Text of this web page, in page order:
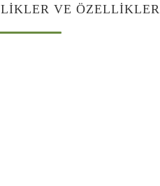
VE ÖZELLIKLER